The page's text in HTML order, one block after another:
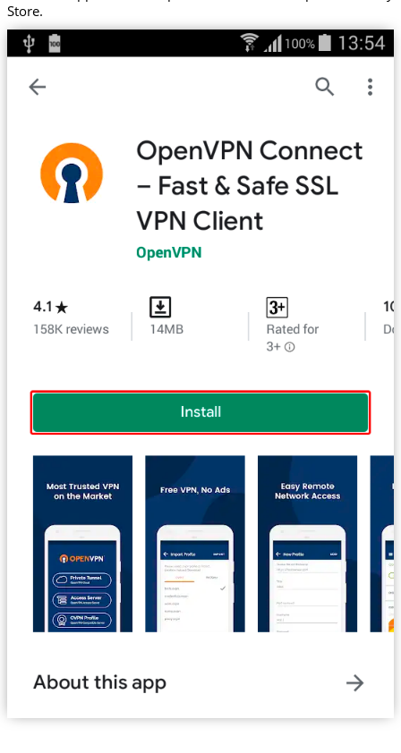
Store.